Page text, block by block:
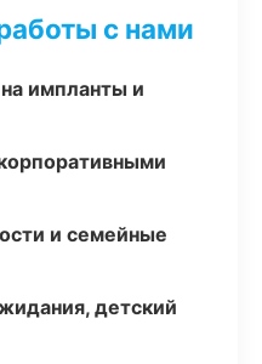
с нами
импланты и
и семейные
детский